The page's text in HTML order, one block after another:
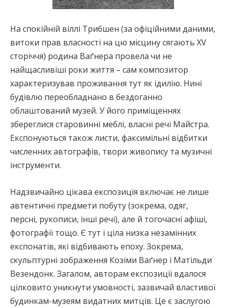
На спокійній віллі Трибшен (за офіційними даними,
витоки прав власності на цю місцину сягають XV
сторіччя) родина Ваґнера провела чи не
найщасливіші роки життя – сам композитор
характеризував проживання тут як ідилію. Нині
будівлю переобладнано в бездоганно
облаштований музей. У його приміщеннях
збереглися старовинні меблі, власні речі Майстра.
Експонуються також листи, факсимільні відбитки
численних автографів, твори живопису та музичні
інструменти.
Надзвичайно цікава експозиція включає не лише
автентичні предмети побуту (зокрема, одяг,
персні, рукописи, інші речі), але й тогочасні афіші,
фотографії тощо. Є тут і ціла низка незамінних
експонатів, які відбивають епоху. Зокрема,
скульптурні зображення Козіми Ваґнер і Матільди
Везендонк. Загалом, авторам експозиції вдалося
цілковито уникнути умовності, зазвичай властивої
будинкам-музеям видатних митців. Це є заслугою